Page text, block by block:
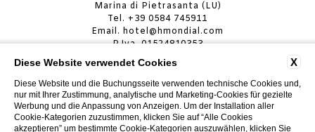
Marina di Pietrasanta (LU)
Tel. +39 0584 745911
Email. hotel@hmondial.com
P.Iva. 01524810353
MONDIAL RESORT & SPA
CIN: IT046024A19JA4AG5C
CIR: 046024ALB0029
MONDIAL RESORT VILLA
X
Diese Website verwendet Cookies
Diese Website und die Buchungsseite verwenden technische Cookies und,
nur mit Ihrer Zustimmung, analytische und Marketing-Cookies für gezielte
Werbung und die Anpassung von Anzeigen. Um der Installation aller
Cookie-Kategorien zuzustimmen, klicken Sie auf “Alle Cookies
akzeptieren” um bestimmte Cookie-Kategorien auszuwählen, klicken Sie